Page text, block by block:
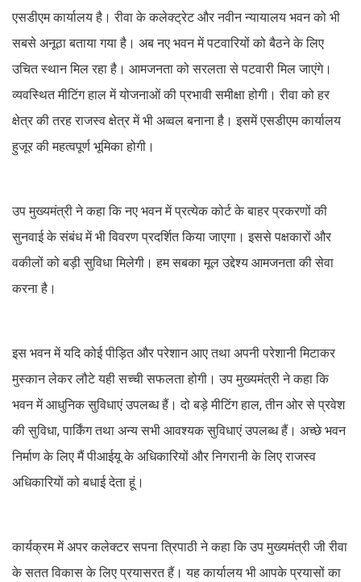
एसडीएम कार्यालय है। रीवा के कलेक्ट्रेट और नवीन न्यायालय भवन को भी
सबसे अनूठा बताया गया है। अब नए भवन में पटवारियों को बैठने के लिए
उचित स्थान मिल रहा है। आमजनता को सरलता से पटवारी मिल जाएंगे।
व्यवस्थित मीटिंग हाल में योजनाओं की प्रभावी समीक्षा होगी। रीवा को हर
क्षेत्र की तरह राजस्व क्षेत्र में भी अव्वल बनाना है। इसमें एसडीएम कार्यालय
हुजूर की महत्वपूर्ण भूमिका होगी।
उप मुख्यमंत्री ने कहा कि नए भवन में प्रत्येक कोर्ट के बाहर प्रकरणों की
सुनवाई के संबंध में भी विवरण प्रदर्शित किया जाएगा। इससे पक्षकारों और
वकीलों को बड़ी सुविधा मिलेगी। हम सबका मूल उद्देश्य आमजनता की सेवा
करना है।
इस भवन में यदि कोई पीड़ित और परेशान आए तथा अपनी परेशानी मिटाकर
मुस्कान लेकर लौटे यही सच्ची सफलता होगी। उप मुख्यमंत्री ने कहा कि
भवन में आधुनिक सुविधाएं उपलब्ध हैं। दो बड़े मीटिंग हाल, तीन ओर से प्रवेश
की सुविधा, पार्किंग तथा अन्य सभी आवश्यक सुविधाएं उपलब्ध हैं। अच्छे भवन
निर्माण के लिए मैं पीआईयू के अधिकारियों और निगरानी के लिए राजस्व
अधिकारियों को बधाई देता हूं।
कार्यक्रम में अपर कलेक्टर सपना त्रिपाठी ने कहा कि उप मुख्यमंत्री जी रीवा
के सतत विकास के लिए प्रयासरत हैं। यह कार्यालय भी आपके प्रयासों का